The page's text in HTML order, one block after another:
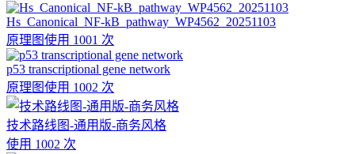
Hs_Canonical_NF-kB_pathway_WP4562_20251103
原理图使用 1001 次
p53 transcriptional gene network
原理图使用 1002 次
技术路线图-通用版-商务风格
使用 1002 次